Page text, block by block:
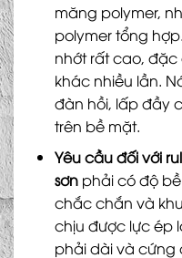
măng polymer,
polymer tổng
nhớt rất cao, đặc
khác nhiều lần.
đàn hồi, lấp đầy
trên bề mặt.
Yêu cầu đối với
sơnphải có độ
chắc chắn và
chịu được lực ép
phải dài và cứng